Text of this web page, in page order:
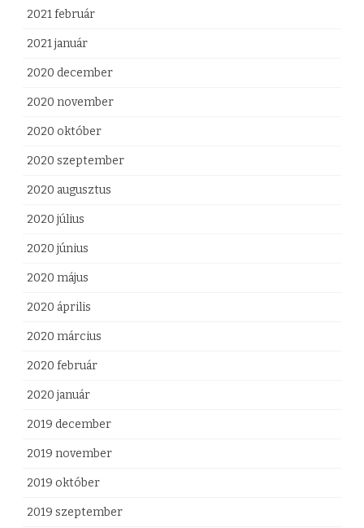
2021 február
2021 január
2020 december
2020 november
2020 október
2020 szeptember
2020 augusztus
2020 július
2020 június
2020 május
2020 április
2020 március
2020 február
2020 január
2019 december
2019 november
2019 október
2019 szeptember